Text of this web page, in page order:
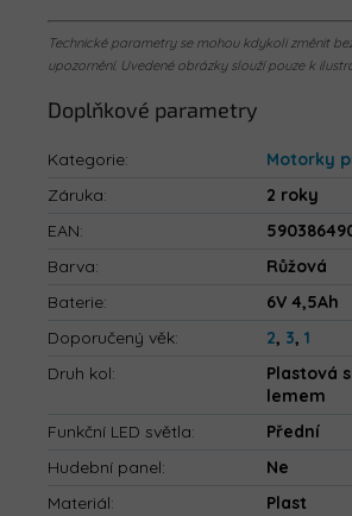
Technické parametry se mohou kdykoli změnit
upozornění. Uvedené obrázky slouží pouze k
Doplňkové parametry
Kategorie:
Motorky
Záruka:
2 roky
EAN:
Barva:
Růžová
Baterie:
6V 4,5Ah
Doporučený věk: 2, 3, 1
Druh kol:
Plastová
lemem
Funkční LED světla:
Přední
Hudební panel:
Ne
Materiál:
Plast